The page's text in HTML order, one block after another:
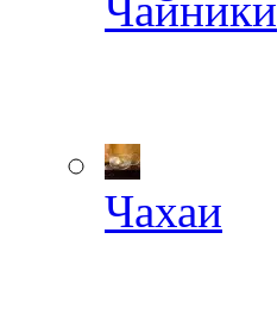
Чайники
Чахаи